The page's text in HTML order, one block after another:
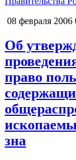
08 февраля 2006
Об
право
зна